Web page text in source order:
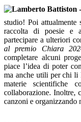
studio! Poi attualmente
raccolta di poesie e
partecipare a ulteriori
al premio Chiara
completare alcuni
piace l’idea di poter
ma anche utili per chi li
materie scientifiche
collaborazione. Inoltre,
canzoni e organizzando